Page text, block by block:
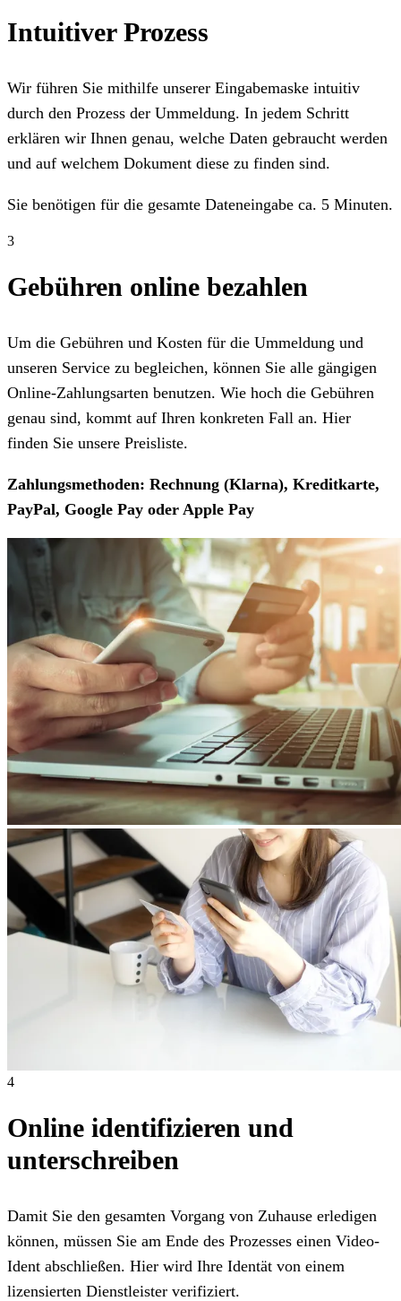
Intuitiver Prozess
Wir führen Sie mithilfe unserer Eingabemaske intuitiv
durch den Prozess der Ummeldung. In jedem Schritt
erklären wir Ihnen genau, welche Daten gebraucht werden
und auf welchem Dokument diese zu finden sind.
Sie benötigen für die gesamte Dateneingabe ca. 5 Minuten.
3
Gebühren online bezahlen
Um die Gebühren und Kosten für die Ummeldung und
unseren Service zu begleichen, können Sie alle gängigen
Online-Zahlungsarten benutzen. Wie hoch die Gebühren
genau sind, kommt auf Ihren konkreten Fall an. Hier
finden Sie unsere Preisliste.
Zahlungsmethoden: Rechnung (Klarna), Kreditkarte,
PayPal, Google Pay oder Apple Pay
4
Online identifizieren und
unterschreiben
Damit Sie den gesamten Vorgang von Zuhause erledigen
können, müssen Sie am Ende des Prozesses einen Video-
Ident abschließen. Hier wird Ihre Identät von einem
lizensierten Dienstleister verifiziert.